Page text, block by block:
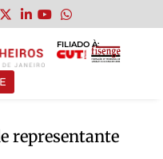
FILIADO À:
representante